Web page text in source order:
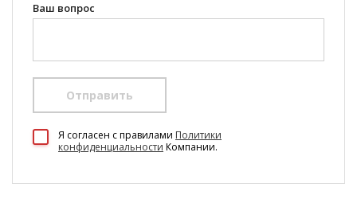
Ваш вопрос
Отправить
Я согласен c правилами Политики
конфиденциальности Компании.